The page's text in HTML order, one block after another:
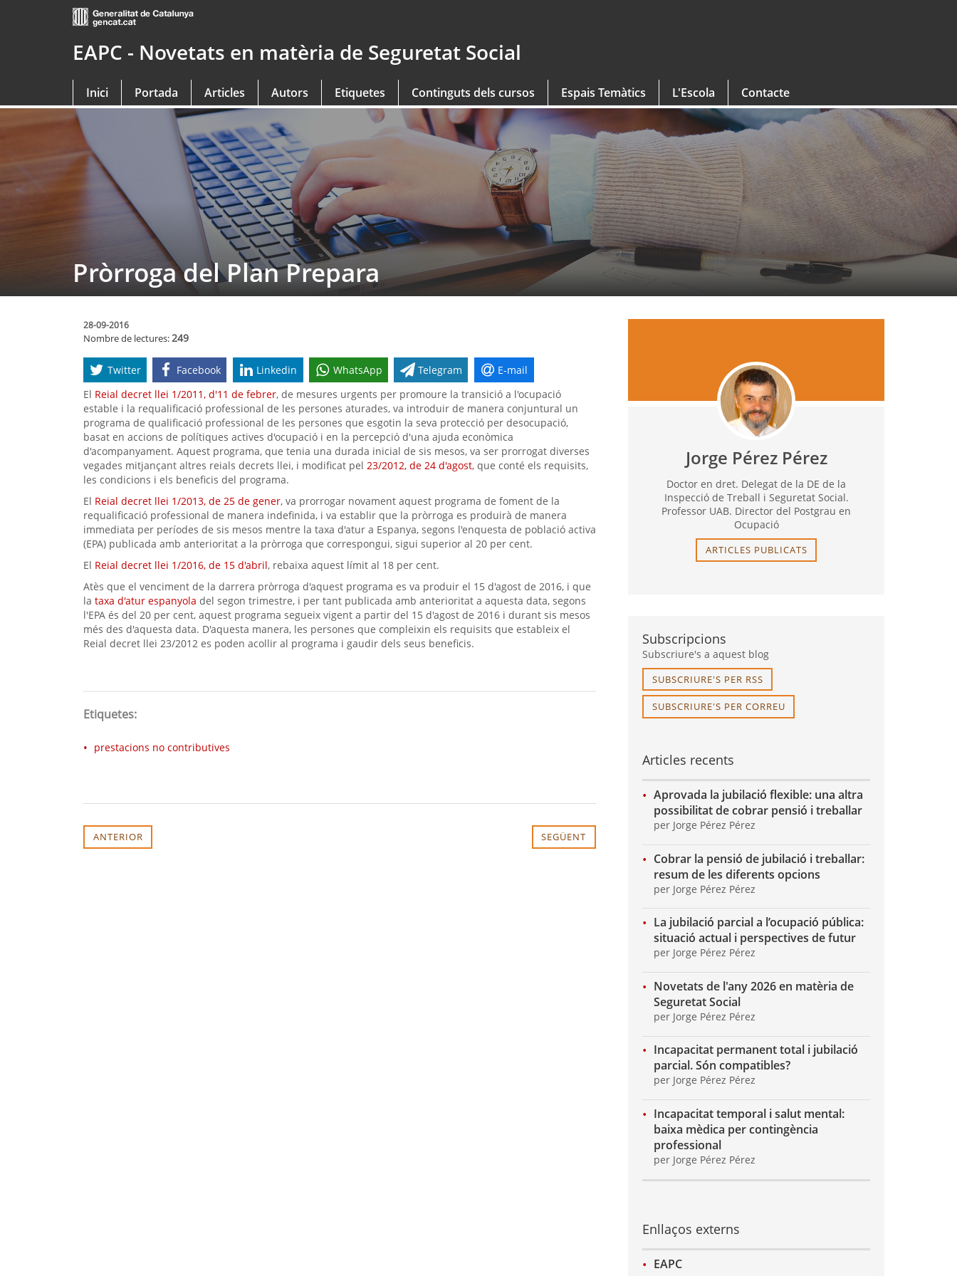
EAPC - Novetats en matèria de Seguretat Social
Inici Portada Articles Autors Etiquetes Continguts dels cursos Espais Temàtics L'Escola Contacte
Pròrroga del Plan Prepara
28-09-2016
Nombre de lectures:249
Twitter Facebook Linkedin WhatsApp Telegram
E-mail
El Reial decret llei 1/2011, d'11 de febrer, de mesures urgents per promoure la transició a l'ocupació
estable i la requalificació professional de les persones aturades, va introduir de manera conjuntural un
programa de qualificació professional de les persones que esgotin la seva protecció per desocupació,
basat en accions de polítiques actives d'ocupació i en la percepció d'una ajuda econòmica
d'acompanyament. Aquest programa, que tenia una durada inicial de sis mesos, va ser prorrogat diverses
vegades mitjançant altres reials decrets llei, i modificat pel 23/2012, de 24 d'agost, que conté els requisits,
les condicions i els beneficis del programa.
El Reial decret llei 1/2013, de 25 de gener, va prorrogar novament aquest programa de foment de la
requalificació professional de manera indefinida, i va establir que la pròrroga es produirà de manera
immediata per períodes de sis mesos mentre la taxa d'atur a Espanya, segons l'enquesta de població activa
(EPA) publicada amb anterioritat a la pròrroga que correspongui, sigui superior al 20 per cent.
El Reial decret llei 1/2016, de 15 d'abril, rebaixa aquest límit al 18 per cent.
Atès que el venciment de la darrera pròrroga d'aquest programa es va produir el 15 d'agost de 2016, i que
la taxa d'atur espanyola del segon trimestre, i per tant publicada amb anterioritat a aquesta data, segons
l'EPA és del 20 per cent, aquest programa segueix vigent a partir del 15 d'agost de 2016 i durant sis mesos
més des d'aquesta data. D'aquesta manera, les persones que compleixin els requisits que estableix el
Reial decret llei 23/2012 es poden acollir al programa i gaudir dels seus beneficis.
Etiquetes:
prestacions no contributives
ANTERIOR SEGÜENT
Jorge Pérez Pérez
Doctor en dret. Delegat de la DE de la
Inspecció de Treball i Seguretat Social.
Professor UAB. Director del Postgrau en
Ocupació
ARTICLES PUBLICATS
Subscripcions
Subscriure's a aquest blog
SUBSCRIURE'S PER RSS
SUBSCRIURE'S PER CORREU
Articles recents
Aprovada la jubilació flexible: una altra
possibilitat de cobrar pensió i treballar
per Jorge Pérez Pérez
Cobrar la pensió de jubilació i treballar:
resum de les diferents opcions
per Jorge Pérez Pérez
La jubilació parcial a l’ocupació pública:
situació actual i perspectives de futur
per Jorge Pérez Pérez
Novetats de l'any 2026 en matèria de
Seguretat Social
per Jorge Pérez Pérez
Incapacitat permanent total i jubilació
parcial. Són compatibles?
per Jorge Pérez Pérez
Incapacitat temporal i salut mental:
baixa mèdica per contingència
professional
per Jorge Pérez Pérez
Enllaços externs
EAPC